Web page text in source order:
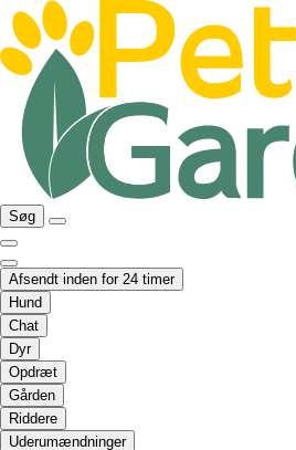
Søg
Afsendt inden for 24 timer
Hund
Chat
Dyr
Opdræt
Gården
Riddere
Uderumændninger